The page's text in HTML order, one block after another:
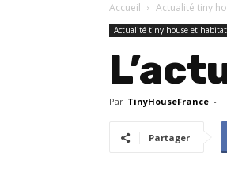
Accueil Actualité tiny
Actualité tiny house et
Par TinyHouseFrance -
Partager